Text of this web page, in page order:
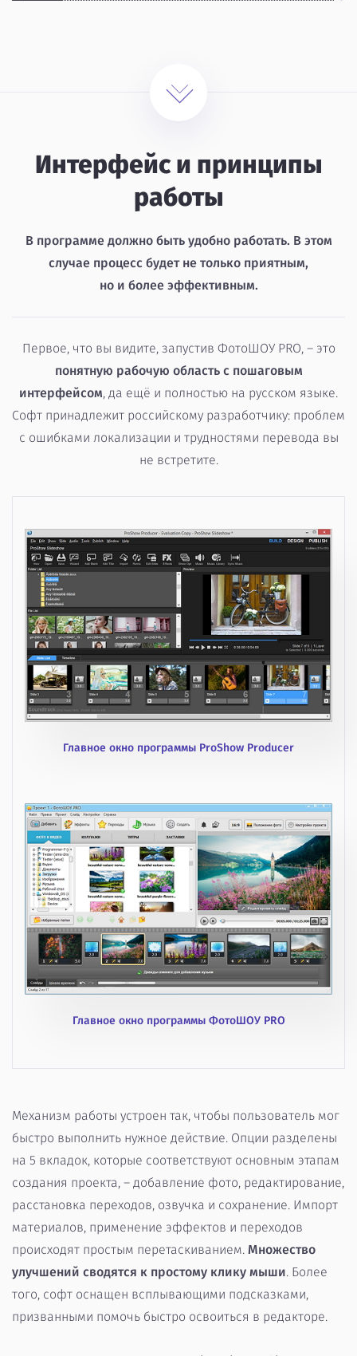
Интерфейс и принципы
работы
В программе должно быть удобно работать. В этом
случае процесс будет не только приятным,
но и более эффективным.
Первое, что вы видите, запустив ФотоШОУ PRO, – это
понятную рабочую область с пошаговым
интерфейсом, да ещё и полностью на русском языке.
Софт принадлежит российскому разработчику: проблем
с ошибками локализации и трудностями перевода вы
не встретите.
Главное окно программы ProShow Producer
Главное окно программы ФотоШОУ PRO
Механизм работы устроен так, чтобы пользователь мог
быстро выполнить нужное действие. Опции разделены
на 5 вкладок, которые соответствуют основным этапам
создания проекта, – добавление фото, редактирование,
расстановка переходов, озвучка и сохранение. Импорт
материалов, применение эффектов и переходов
происходят простым перетаскиванием. Множество
улучшений сводятся к простому клику мыши. Более
того, софт оснащен всплывающими подсказками,
призванными помочь быстро освоиться в редакторе.